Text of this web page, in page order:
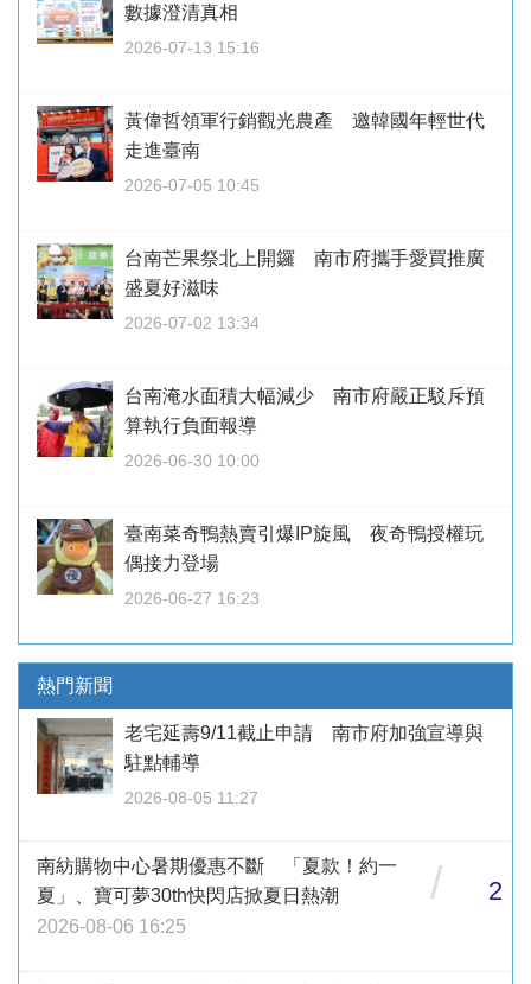
數據澄清真相
2026-07-13 15:16
黃偉哲領軍行銷觀光農產 邀韓國年輕世代
走進臺南
2026-07-05 10:45
台南芒果祭北上開鑼 南市府攜手愛買推廣
盛夏好滋味
2026-07-02 13:34
台南淹水面積大幅減少 南市府嚴正駁斥預
算執行負面報導
2026-06-30 10:00
臺南菜奇鴨熱賣引爆IP旋風 夜奇鴨授權玩
偶接力登場
2026-06-27 16:23
熱門新聞
老宅延壽9/11截止申請 南市府加強宣導與
駐點輔導
2026-08-05 11:27
南紡購物中心暑期優惠不斷 「夏款！約一
夏」、寶可夢30th快閃店掀夏日熱潮
2026-08-06 16:25
/ 2